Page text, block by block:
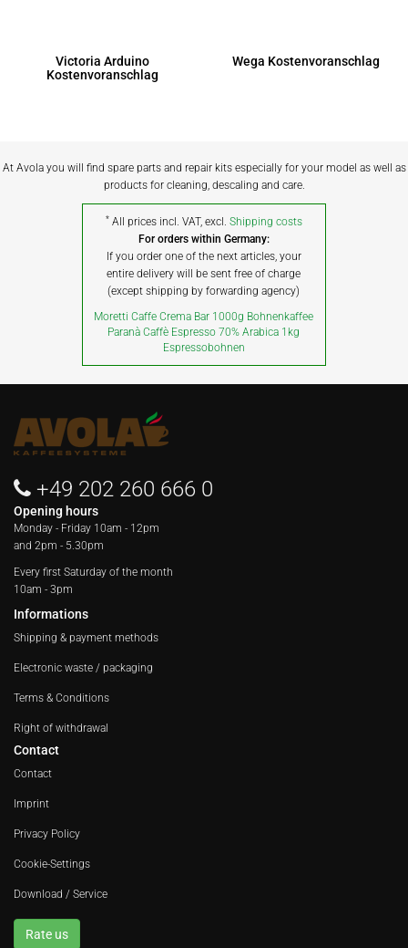
Victoria Arduino
Kostenvoranschlag
Wega Kostenvoranschlag
At Avola you will find spare parts and repair kits especially for your model as well as
products for cleaning, descaling and care.
* All prices incl. VAT, excl. Shipping costs
For orders within Germany:
If you order one of the next articles, your
entire delivery will be sent free of charge
(except shipping by forwarding agency)
Moretti Caffe Crema Bar 1000g Bohnenkaffee
Paranà Caffè Espresso 70% Arabica 1kg
Espressobohnen
+49 202 260 666 0
Opening hours
Monday - Friday 10am - 12pm
and 2pm - 5.30pm
Every first Saturday of the month
10am - 3pm
Informations
Shipping & payment methods
Electronic waste / packaging
Terms & Conditions
Right of withdrawal
Contact
Contact
Imprint
Privacy Policy
Cookie-Settings
Download / Service
Rate us